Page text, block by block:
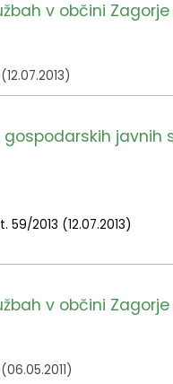
v občini
javnih
59/2013 (12.07.2013)
v občini